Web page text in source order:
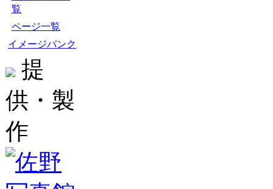
覧
ページ一覧
イメージバンク
提
供・製
作